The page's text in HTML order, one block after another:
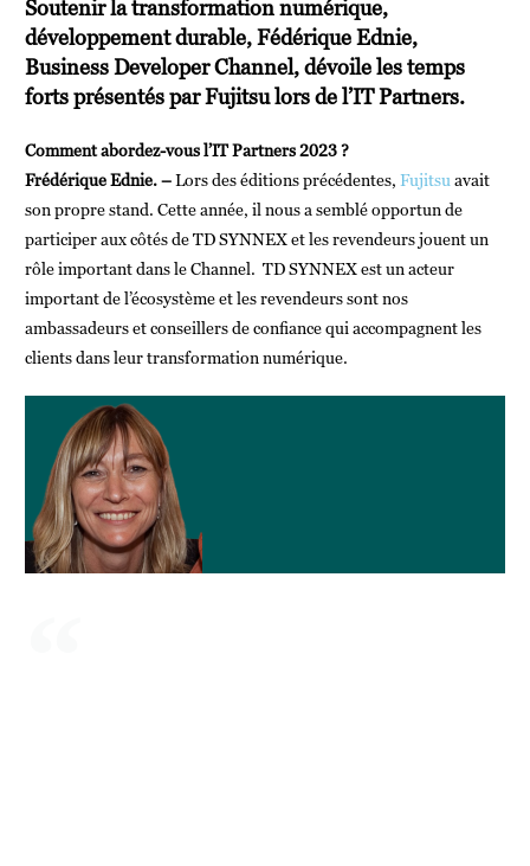
Soutenir la transformation numérique,
développement durable, Fédérique Ednie,
Business Developer Channel, dévoile les temps
forts présentés par Fujitsu lors de l’IT Partners.
Comment abordez-vous l’IT Partners 2023 ?
Frédérique Ednie. –Lors des éditions précédentes,Fujitsu avait
son propre stand. Cette année, il nous a semblé opportun de
participer aux côtés de TD SYNNEX et les revendeurs jouent un
rôle important dans le Channel. TD SYNNEX est un acteur
important de l’écosystème et les revendeurs sont nos
ambassadeurs et conseillers de confiance qui accompagnent les
clients dans leur transformation numérique.